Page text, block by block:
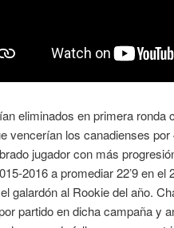
eliminados en primera ronda
vencerían los canadienses
jugador con más
2016 a promediar 22’9 en
galardón al Rookie del año.
partido en dicha campaña y